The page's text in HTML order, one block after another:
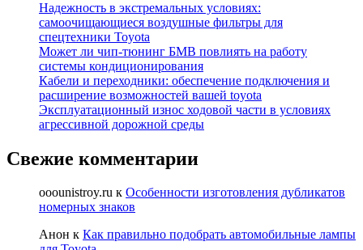
Надежность в экстремальных условиях:
самоочищающиеся воздушные фильтры для
спецтехники Toyota
Может ли чип-тюнинг БМВ повлиять на работу
системы кондиционирования
Кабели и переходники: обеспечение подключения и
расширение возможностей вашей toyota
Эксплуатационный износ ходовой части в условиях
агрессивной дорожной среды
Свежие комментарии
ooounistroy.ru к Особенности изготовления дубликатов
номерных знаков
Анон к Как правильно подобрать автомобильные лампы